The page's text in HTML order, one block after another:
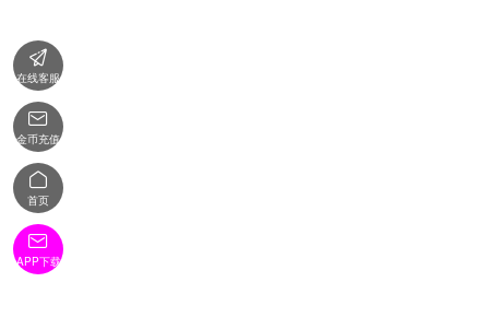

在线客服

金币充值

首页

APP下载